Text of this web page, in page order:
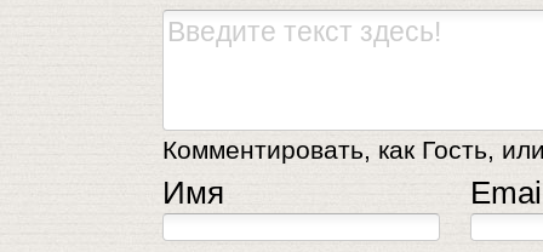
Комментировать, как Гость,
Имя